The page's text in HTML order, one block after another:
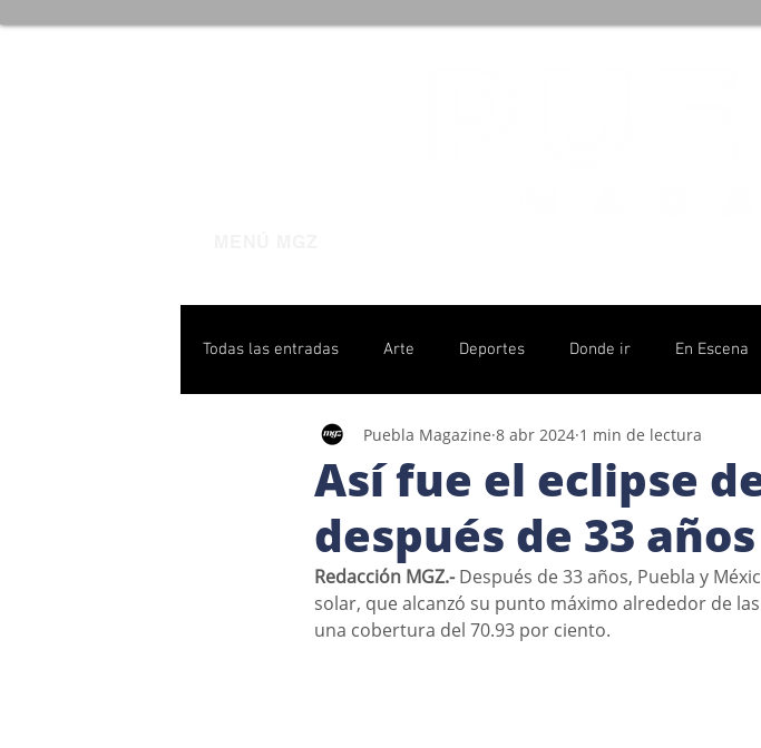
Todas las entradas Arte Deportes Donde ir En Escena
Poblanas destacadas Pulso Político
Así fue el eclipse
después de 33 años
Puebla Magazine 8 abr 2024 1 min de lectura
Redacción MGZ.- Después de 33 años, Puebla y
solar, que alcanzó su punto máximo alrededor de
una cobertura del 70.93 por ciento.